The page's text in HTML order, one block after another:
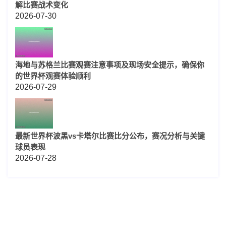
解比赛战术变化
2026-07-30
海地与苏格兰比赛观赛注意事项及现场安全提示，确保你
的世界杯观赛体验顺利
2026-07-29
最新世界杯波黑vs卡塔尔比赛比分公布，赛况分析与关键
球员表现
2026-07-28